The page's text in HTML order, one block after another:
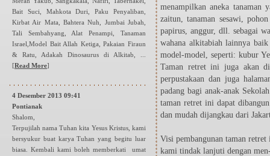
Bait Suci, Mahkota Duri, Paku Penyaliban,
Kirbat Air Mata, Bahtera Nuh, Jumbai Jubah,
Tali Sembahyang, Alat Penampi, Tanaman
Israel,Model Bait Allah Ketiga, Pakaian Firaun
& Ratu, Adakah Dinosaurus di Alkitab, ...
[Read More]
4 Desember 2013 09:41
Pontianak
Shalom,
Terpujilah nama Tuhan kita Yesus Kristus, kami
bersyukur buat karya Tuhan yang begitu luar
biasa. Kembali kami boleh memberkati umat
menampilkan aneka tanaman
zaitun, tanaman sesawi,
papirus, anggur, dll. sebagai
wahana alkitabiah lainnya
model-model, seperti: kubur
Taman retret ini juga akan
perpustakaan dan juga
padang bagi anak-anak
taman retret ini dapat
dan mudah dijangkau dari
Visi pembangunan taman
kami tindak lanjuti dengan